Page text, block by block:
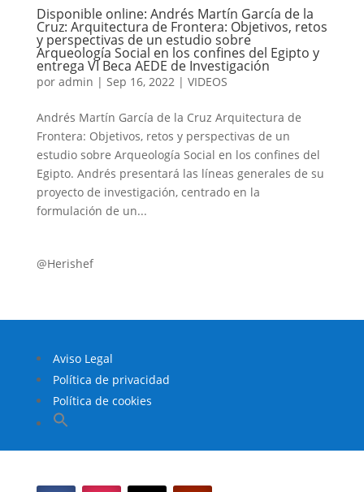
Disponible online: Andrés Martín García de la
Cruz: Arquitectura de Frontera: Objetivos, retos
y perspectivas de un estudio sobre
Arqueología Social en los confines del Egipto y
entrega VI Beca AEDE de Investigación
por admin | Sep 16, 2022 | VIDEOS
Andrés Martín García de la Cruz Arquitectura de
Frontera: Objetivos, retos y perspectivas de un
estudio sobre Arqueología Social en los confines del
Egipto. Andrés presentará las líneas generales de su
proyecto de investigación, centrado en la
formulación de un...
@Herishef
Aviso Legal
Política de privacidad
Política de cookies
Buscar:
Botón de búsqueda